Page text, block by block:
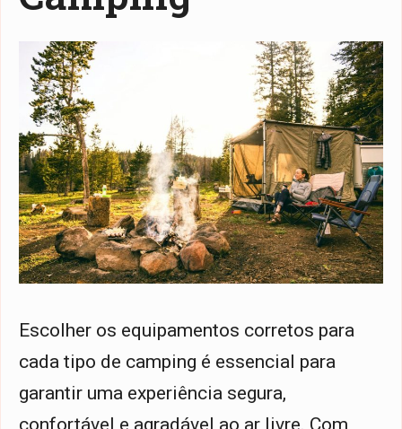
Escolher os equipamentos corretos para
cada tipo de camping é essencial para
garantir uma experiência segura,